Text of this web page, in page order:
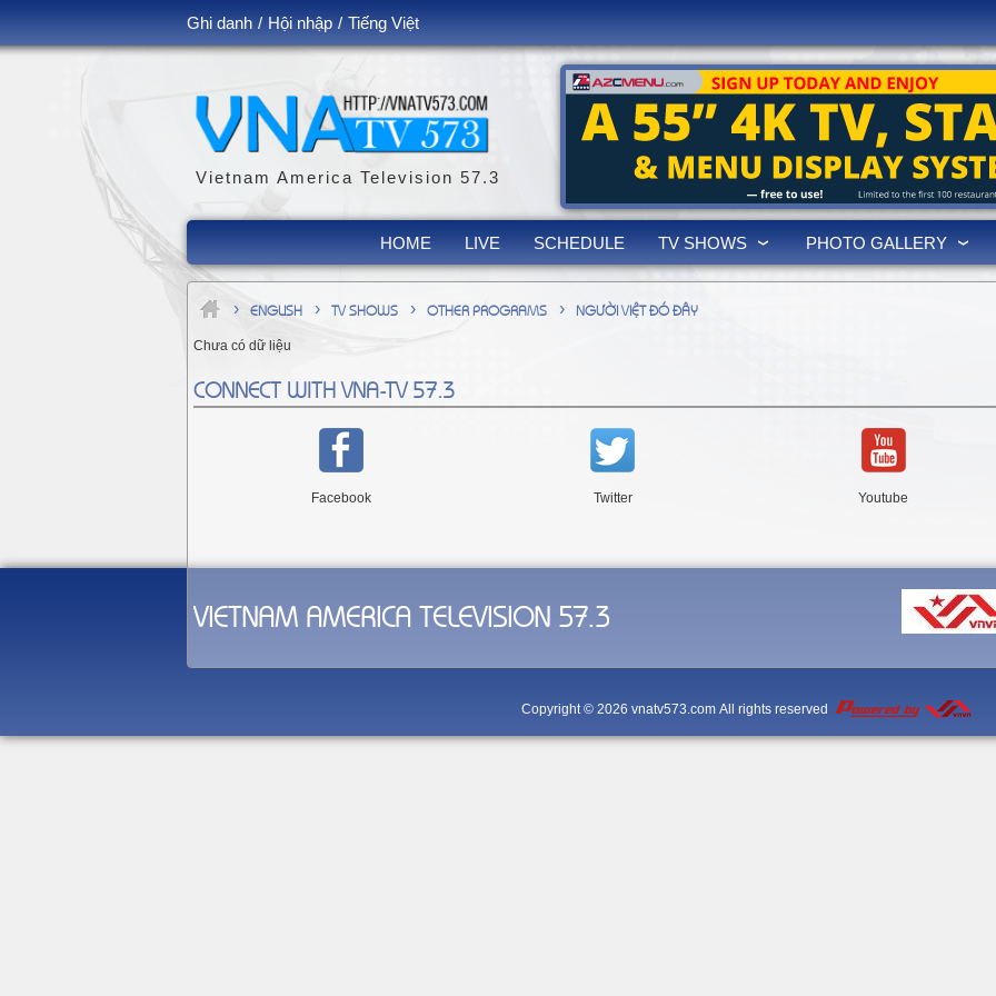
Ghi danh / Hội nhập / Tiếng Việt
Vietnam America Television 57.3
HOME LIVE SCHEDULE TV SHOWS PHOTO GALLERY
› ENGLISH › TV SHOWS › OTHER PROGRAMS › NGƯỜI VIỆT ĐÓ ĐÂY
Chưa có dữ liệu
CONNECT WITH VNA-TV 57.3
Facebook Twitter Youtube
VIETNAM AMERICA TELEVISION 57.3
Copyright © 2026 vnatv573.comAll rights reserved